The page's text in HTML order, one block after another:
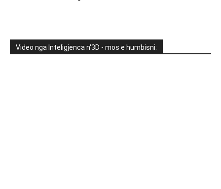
Video nga Inteligjenca n'3D - mos e humbisni: